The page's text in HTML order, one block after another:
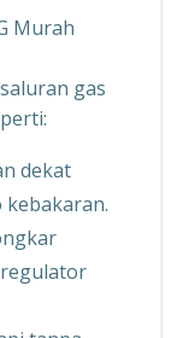
Murah
gas
dekat